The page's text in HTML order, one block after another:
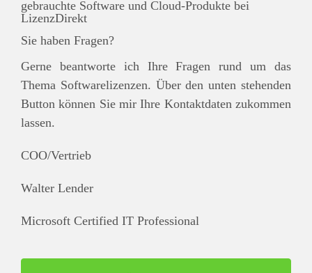
Sie haben Fragen?
Gerne beantworte ich Ihre Fragen rund um das
Thema Softwarelizenzen. Über den unten stehenden
Button können Sie mir Ihre Kontaktdaten zukommen
lassen.
COO/Vertrieb
Walter Lender
Microsoft Certified IT Professional